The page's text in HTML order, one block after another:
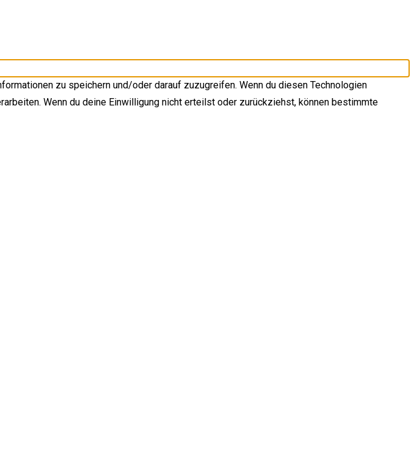
zu speichern und/oder darauf zuzugreifen. Wenn du diesen Technologien
Wenn du deine Einwilligung nicht erteilst oder zurückziehst, können bestimmte